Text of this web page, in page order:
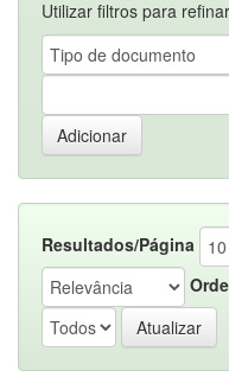
Utilizar filtros para
Resultados/Página